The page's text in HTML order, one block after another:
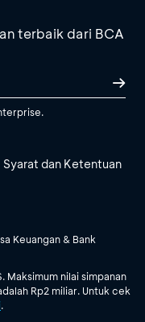
terbaik dari BCA
Syarat dan Ketentuan
Keuangan & Bank
Maksimum nilai simpanan
Rp2 miliar. Untuk cek
.